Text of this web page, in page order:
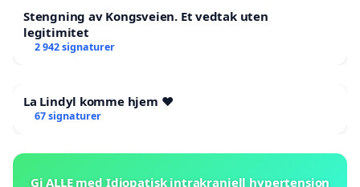
Stengning av Kongsveien. Et vedtak uten
legitimitet
2 942 signaturer
La Lindyl komme hjem ❤️
67 signaturer
Gi ALLE med Idiopatisk intrakraniell hypertensjon